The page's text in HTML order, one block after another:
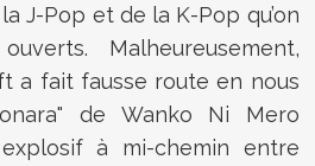
J-Pop et de la K-Pop qu’on
Malheureusement,
a fait fausse route en nous
de Wanko Ni Mero
à mi-chemin entre